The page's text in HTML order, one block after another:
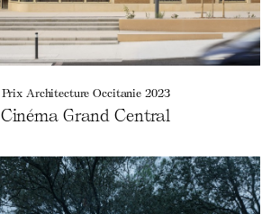
Prix Architecture Occitanie 2023
Cinéma Grand Central